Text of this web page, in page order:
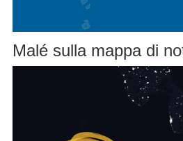
Malé sulla mappa di